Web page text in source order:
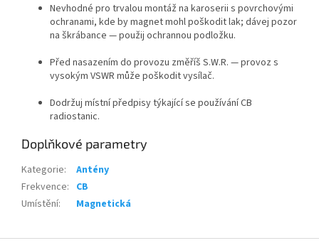
Nevhodné pro trvalou montáž na karoserii s povrchovými
ochranami, kde by magnet mohl poškodit lak; dávej pozor
na škrábance — použij ochrannou podložku.
Před nasazením do provozu změříš S.W.R. — provoz s
vysokým VSWR může poškodit vysílač.
Dodržuj místní předpisy týkající se používání CB
radiostanic.
Doplňkové parametry
Kategorie:
Antény
Frekvence: CB
Umístění: Magnetická